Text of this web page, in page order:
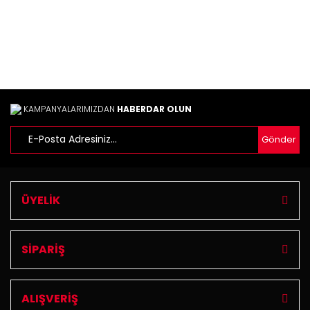
KAMPANYALARIMIZDAN HABERDAR OLUN
Gönder
ÜYELİK
SİPARİŞ
ALIŞVERİŞ